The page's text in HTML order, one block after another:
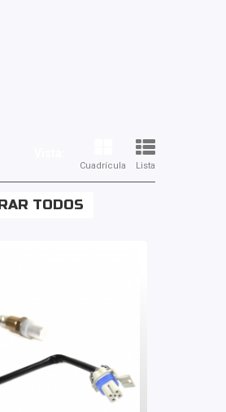
Cuadrícula Lista
TODOS